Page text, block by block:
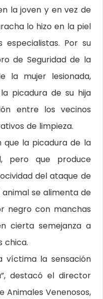
la joven y en vez de
lo hizo en la piel
especialistas. Por su
de Seguridad de la
la mujer lesionada,
picadura de su hija
entre los vecinos
de limpieza.
que la picadura de la
pero que produce
del ataque de
se alimenta de
negro con manchas
cierta semejanza a
chica.
víctima la sensación
destacó el director
Animales Venenosos,